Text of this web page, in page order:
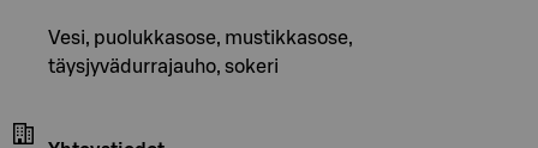
Vesi, puolukkasose, mustikkasose,
täysjyvädurrajauho, sokeri